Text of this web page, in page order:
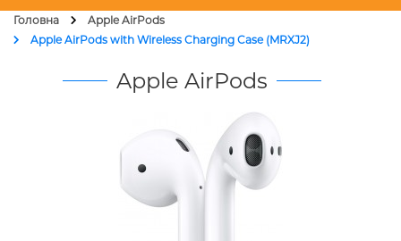
Чохли
Генератори і Зарядні станції
Головна
Apple AirPods
Apple AirPods with Wireless Charging Case (MRXJ2)
Apple AirPods